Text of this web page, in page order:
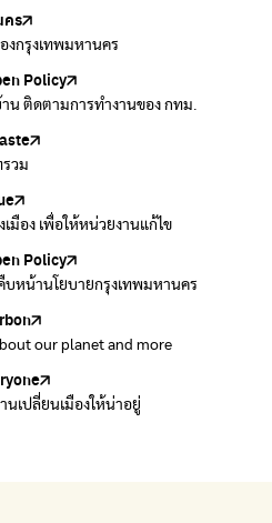
คร
งกรุงเทพมหานคร
Policy
น ติดตามการทำงานของ กทม.
รวม
มือง เพื่อให้หน่วยงานแก้ไข
Policy
หน้านโยบายกรุงเทพมหานคร
our planet and more
นเปลี่ยนเมืองให้น่าอยู่
พื่อให้หน่วยงานแก้ไข
Waste
ในพื้นที่อย่างเป็นระบบ
พิษ
วกับมาตรฐานคุณภาพอากาศ น้ำ และเสียง
ยนพฤติกรรมการแยกขยะ
delivery
าน
ารแยกขยะแบบครบจบในที่เดียว
พื่อให้หน่วยงานแก้ไข
พิษ
วกับมาตรฐานคุณภาพอากาศ น้ำ และเสียง
าชนเพื่อสิ่งแวดล้อม
รงการต้นไม้ล้านต้น
(TGU)
ด้านสิ่งแวดล้อมและพื้นที่สีเขียว
ากรธรรมชาติและสิ่งแวดล้อม
ภาพและสิ่งแวดล้อม
แปลงสภาพภูมิอากาศและสิ่งแวดล้อม
าชนเพื่อสิ่งแวดล้อม
Thailand
อคำนวณคาร์บอนฟุตพริ้นท์
Justice Foundation Thailand